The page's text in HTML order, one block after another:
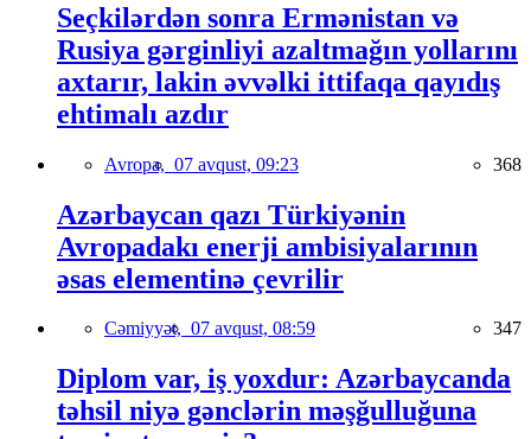
Seçkilərdən sonra Ermənistan və
Rusiya gərginliyi azaltmağın yollarını
axtarır, lakin əvvəlki ittifaqa qayıdış
ehtimalı azdır
Avropa, 07 avqust, 09:23 368
Azərbaycan qazı Türkiyənin
Avropadakı enerji ambisiyalarının
əsas elementinə çevrilir
Cəmiyyət, 07 avqust, 08:59 347
Diplom var, iş yoxdur: Azərbaycanda
təhsil niyə gənclərin məşğulluğuna